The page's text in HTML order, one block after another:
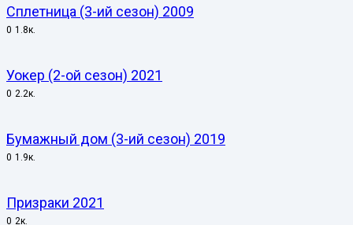
Сплетница (3-ий сезон) 2009
0 1.8к.
Уокер (2-ой сезон) 2021
0 2.2к.
Бумажный дом (3-ий сезон) 2019
0 1.9к.
Призраки 2021
0 2к.